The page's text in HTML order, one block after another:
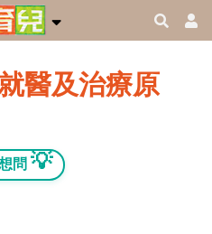
醫及治療原
問 💡